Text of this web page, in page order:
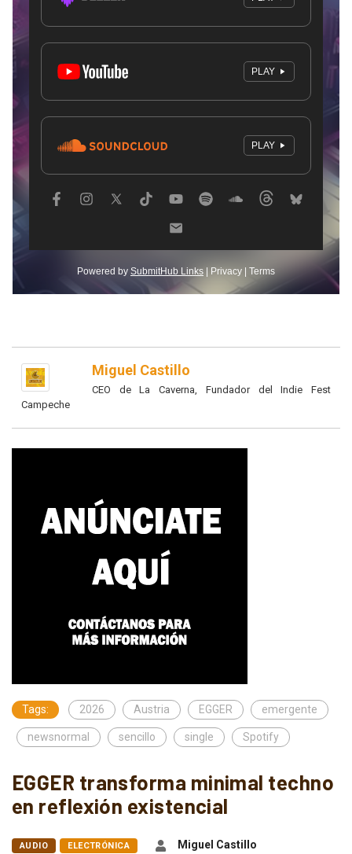
Miguel Castillo
CEO de La Caverna, Fundador del Indie Fest
Campeche
Tags: 2026 Austria EGGER emergente
newsnormal sencillo single Spotify
EGGER transforma minimal techno
en reflexión existencial
AUDIO ELECTRÓNICA
Miguel Castillo